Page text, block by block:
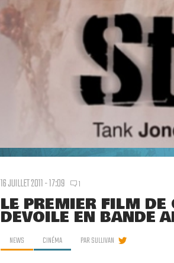
16 JUILLET 2011 - 17:09 1
LE PREMIER FILM DE
DÉVOILE EN BANDE
NEWS CINÉMA PARSULLIVAN